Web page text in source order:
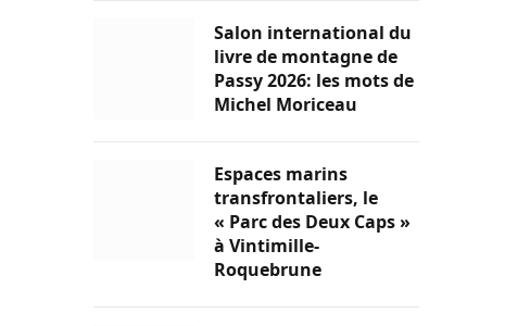
Salon international du
livre de montagne de
Passy 2026: les mots de
Michel Moriceau
Espaces marins
transfrontaliers, le
« Parc des Deux Caps »
à Vintimille-
Roquebrune